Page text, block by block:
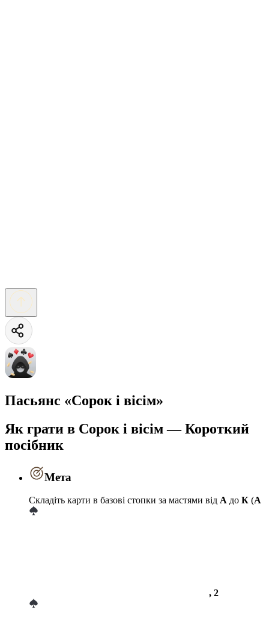
Пасьянс «Сорок і вісім»
Як грати в Сорок і вісім — Короткий
посібник
Мета
Складіть карти в базові стопки за мастями від А до К (A
, 2